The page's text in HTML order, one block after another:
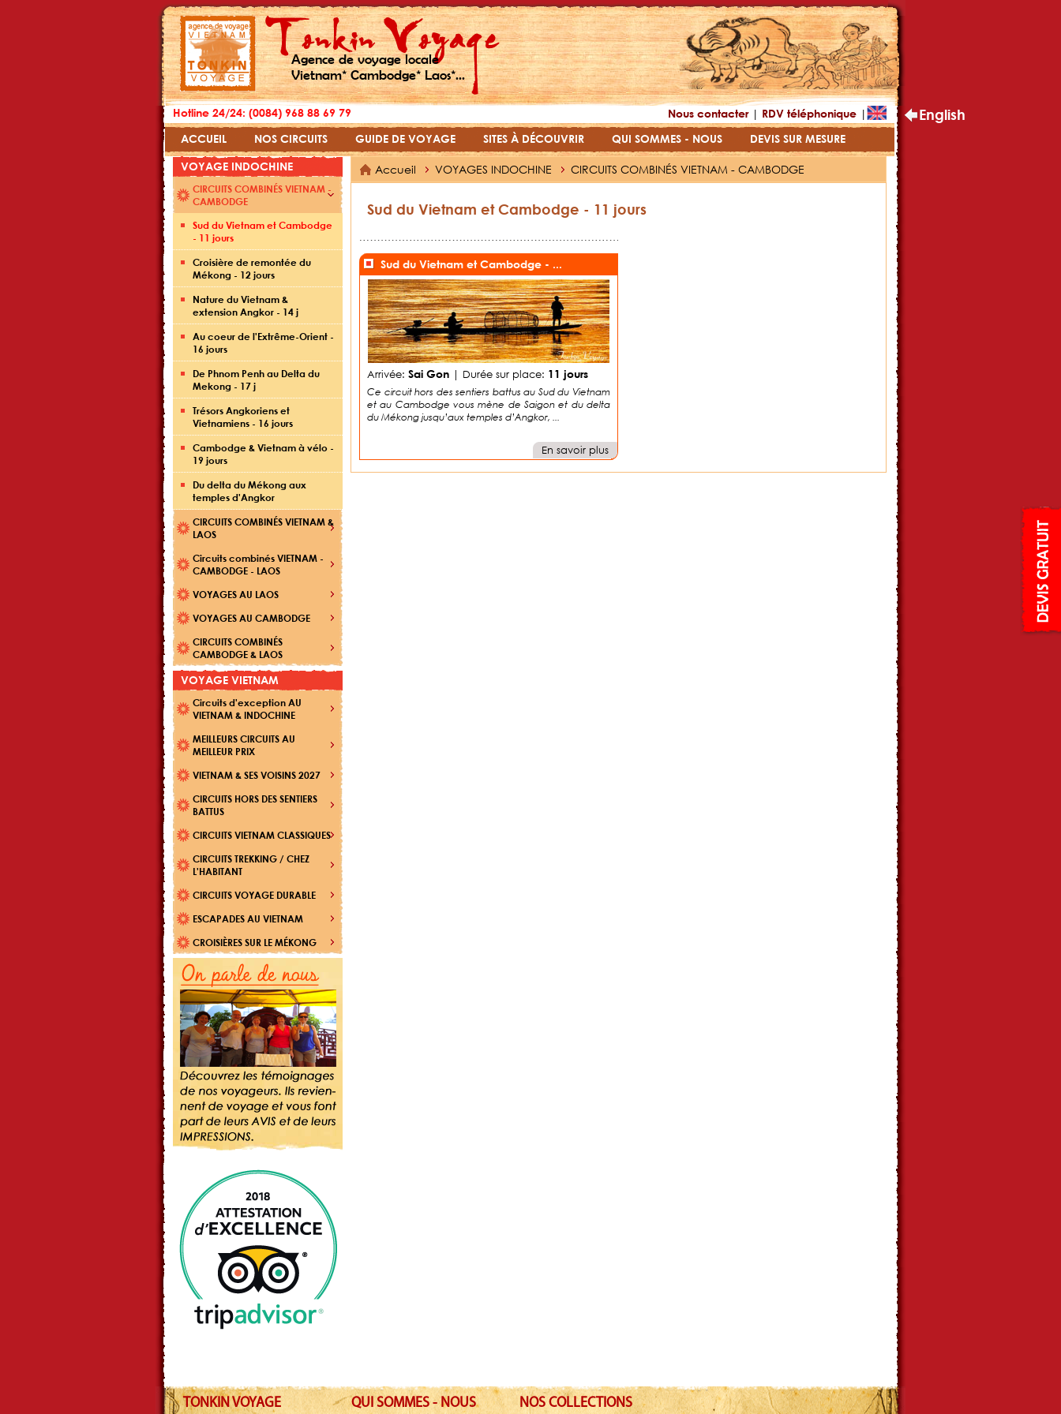
Agence de voyage locale
Vietnam* Cambodge* Laos*...
Nous contacter| RDV téléphonique | English
Hotline 24/24: (0084) 968 88 69 79
ACCUEIL
NOS CIRCUITS GUIDE DE VOYAGE SITES À DÉCOUVRIR QUI SOMMES - NOUS DEVIS SUR MESURE
VOYAGE INDOCHINE
CIRCUITS COMBINÉS VIETNAM -
CAMBODGE
Sud du Vietnam et Cambodge
- 11 jours
Croisière de remontée du
Mékong - 12 jours
Nature du Vietnam &
extension Angkor - 14 j
Au coeur de l'Extrême-Orient -
16 jours
De Phnom Penh au Delta du
Mekong - 17 j
Trésors Angkoriens et
Vietnamiens - 16 jours
Cambodge & Vietnam à vélo -
19 jours
Du delta du Mékong aux
temples d'Angkor
CIRCUITS COMBINÉS VIETNAM &
LAOS
Circuits combinés VIETNAM -
CAMBODGE - LAOS
VOYAGES AU LAOS
VOYAGES AU CAMBODGE
CIRCUITS COMBINÉS
CAMBODGE & LAOS
VOYAGE VIETNAM
Circuits d'exception AU
VIETNAM & INDOCHINE
MEILLEURS CIRCUITS AU
MEILLEUR PRIX
VIETNAM & SES VOISINS 2027
CIRCUITS HORS DES SENTIERS
BATTUS
CIRCUITS VIETNAM CLASSIQUES
CIRCUITS TREKKING / CHEZ
L'HABITANT
CIRCUITS VOYAGE DURABLE
ESCAPADES AU VIETNAM
CROISIÈRES SUR LE MÉKONG
Accueil VOYAGES INDOCHINE CIRCUITS COMBINÉS VIETNAM - CAMBODGE
Sud du Vietnam et Cambodge - 11 jours
Sud du Vietnam et Cambodge - ...
Arrivée: Sai Gon | Durée sur place: 11 jours
Ce circuit hors des sentiers battus au Sud du Vietnam
et au Cambodge vous mène de Saigon et du delta
du Mékong jusqu’aux temples d’Angkor, ...
En savoir plus
TONKIN VOYAGE QUI SOMMES - NOUS NOS COLLECTIONS